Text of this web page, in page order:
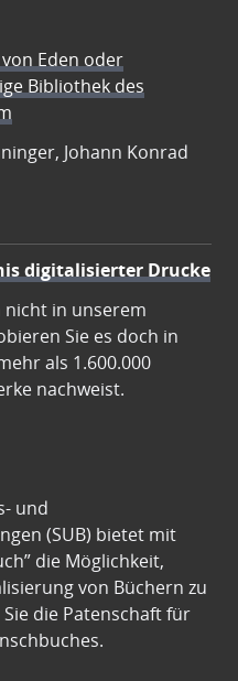
Eden oder
Bibliothek des
Johann Konrad
digitalisierter Drucke
nicht in unserem
Sie es doch in
als 1.600.000
nachweist.
und
(SUB) bietet mit
die Möglichkeit,
von Büchern zu
die Patenschaft für